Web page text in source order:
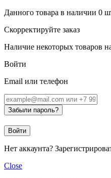
Данного товара в наличии 0
Скорректируйте заказ
Наличие некоторых товаров
Войти
Email или телефон
Забыли пароль?
Войти
Нет аккаунта?
Close